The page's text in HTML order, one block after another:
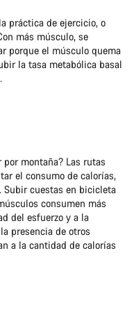
práctica de ejercicio, o
más músculo, se
porque el músculo quema
la tasa metabólica basal
montaña? Las rutas
el consumo de calorías,
Subir cuestas en bicicleta
consumen más
del esfuerzo y a la
presencia de otros
a la cantidad de calorías